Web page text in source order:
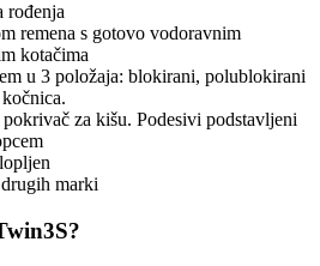
rođenja
remena s gotovo vodoravnim
kotačima
u 3 položaja: blokirani, polublokirani
za kišu. Podesivi podstavljeni
marki